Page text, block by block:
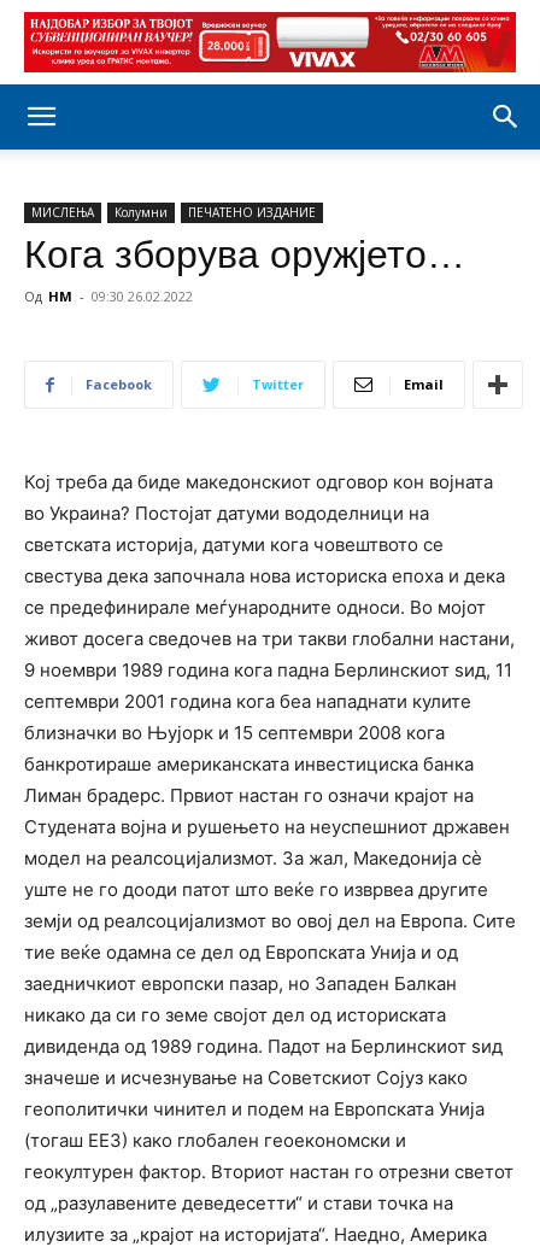
МИСЛЕЊА Колумни ПЕЧАТЕНО ИЗДАНИЕ
Кога зборува оружјето…
Од НМ - 09:30 26.02.2022
Facebook Twitter Email
Кој треба да биде македонскиот одговор кон војната
во Украина? Постојат датуми вододелници на
светската историја, датуми кога човештвото се
свестува дека започнала нова историска епоха и дека
се предефинирале меѓународните односи. Во мојот
живот досега сведочев на три такви глобални настани,
9 ноември 1989 година кога падна Берлинскиот ѕид, 11
септември 2001 година кога беа нападнати кулите
близначки во Њујорк и 15 септември 2008 кога
банкротираше американската инвестициска банка
Лиман брадерс. Првиот настан го означи крајот на
Студената војна и рушењето на неуспешниот државен
модел на реалсоцијализмот. За жал, Македонија сè
уште не го дооди патот што веќе го изврвеа другите
земји од реалсоцијализмот во овој дел на Европа. Сите
тие веќе одамна се дел од Европската Унија и од
заедничкиот европски пазар, но Западен Балкан
никако да си го земе својот дел од историската
дивиденда од 1989 година. Падот на Берлинскиот ѕид
значеше и исчезнување на Советскиот Сојуз како
геополитички чинител и подем на Европската Унија
(тогаш ЕЕЗ) како глобален геоекономски и
геокултурен фактор. Вториот настан го отрезни светот
од „разулавените деведесетти“ и стави точка на
илузиите за „крајот на историјата“. Наедно, Америка